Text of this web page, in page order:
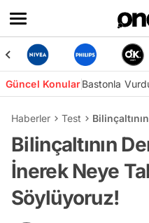
Güncel KonularBastonla
Haberler Test
Bilinçaltının
İnerek Neye
Söylüyoruz!